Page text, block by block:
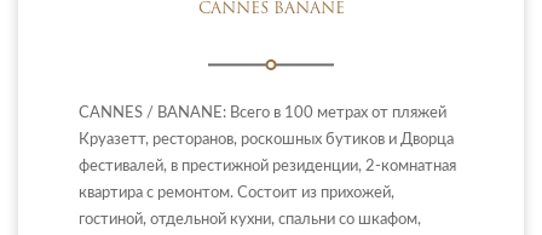
CANNES BANANE
CANNES / BANANE: Всего в 100 метрах от пляжей
Круазетт, ресторанов, роскошных бутиков и Дворца
фестивалей, в престижной резиденции, 2-комнатная
квартира с ремонтом. Состоит из прихожей,
гостиной, отдельной кухни, спальни со шкафом,